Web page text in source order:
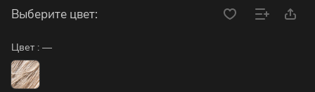
Выберите цвет:
Цвет : —